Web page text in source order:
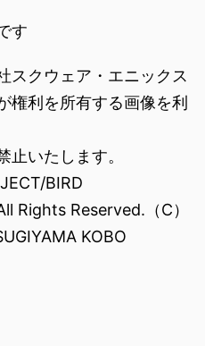
す
スクウェア・エニックス
権利を所有する画像を利
止いたします。
BIRD
Rights Reserved.（C）
KOBO